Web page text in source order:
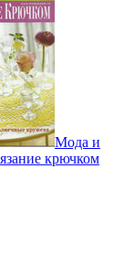
Мода и
крючком